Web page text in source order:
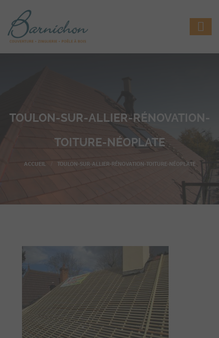
TOULON-SUR-ALLIER-RÉNOVATION-
TOITURE-NÉOPLATE
TOULON-SUR-ALLIER-RÉNOVATION-TOITURE-NÉOPLATE